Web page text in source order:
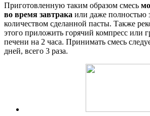
Приготовленную таким образом смесь
во время завтрака или даже полностью
количеством сделанной пасты. Также
этого приложить горячий компресс или
печени на 2 часа. Принимать смесь
дней, всего 3 раза.